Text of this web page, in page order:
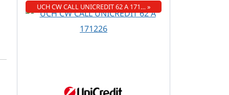
UCH CW CALL UNICREDIT 62 A 171… »